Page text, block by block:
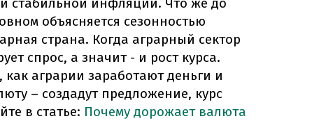
стабильной инфляции. Что же до
объясняется сезонностью
страна. Когда аграрный сектор
спрос, а значит - и рост курса.
как аграрии заработают деньги и
– создадут предложение, курс
в статье: Почему дорожает валюта